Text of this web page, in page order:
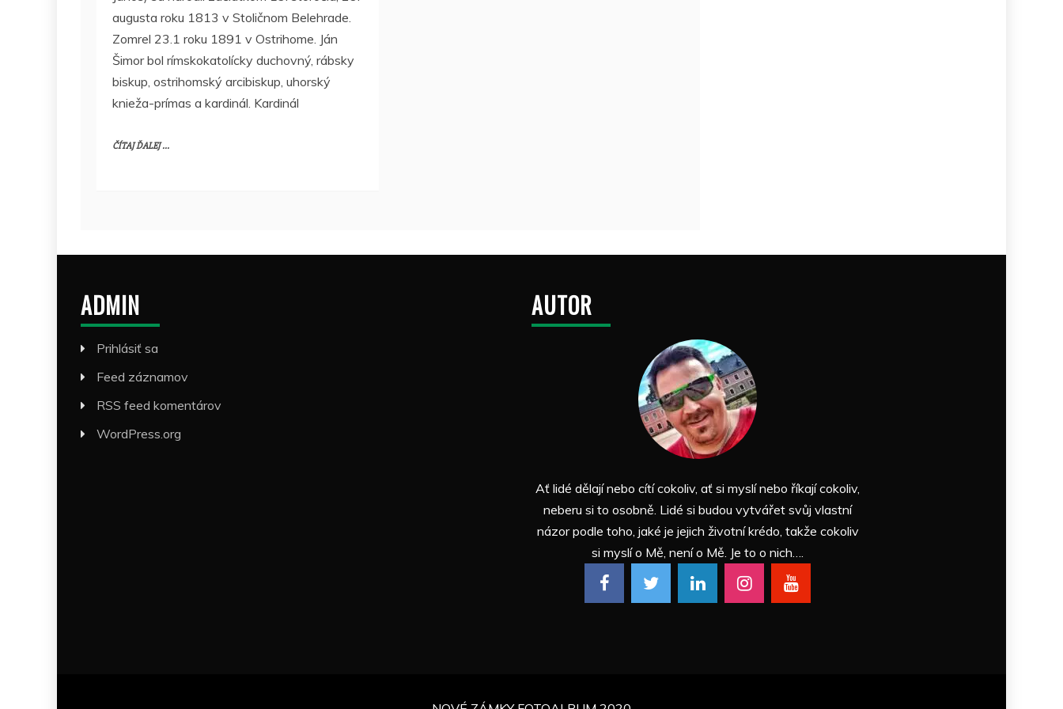
augusta roku 1813 v Stoličnom Belehrade.
Zomrel 23.1 roku 1891 v Ostrihome. Ján
Šimor bol rímskokatolícky duchovný, rábsky
biskup, ostrihomský arcibiskup, uhorský
knieža-prímas a kardinál. Kardinál
ČÍTAJ ĎALEJ ...
ADMIN
Prihlásiť sa
Feed záznamov
RSS feed komentárov
WordPress.org
AUTOR
Ať lidé dělají nebo cítí cokoliv, ať si myslí nebo říkají cokoliv,
neberu si to osobně. Lidé si budou vytvářet svůj vlastní
názor podle toho, jaké je jejich životní krédo, takže cokoliv
si myslí o Mě, není o Mě. Je to o nich….